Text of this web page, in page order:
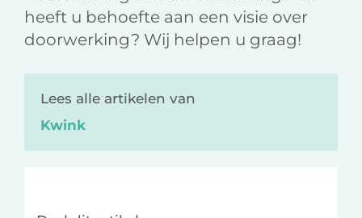
heeft u behoefte aan een visie over
doorwerking? Wij helpen u graag!
Lees alle artikelen van
Kwink